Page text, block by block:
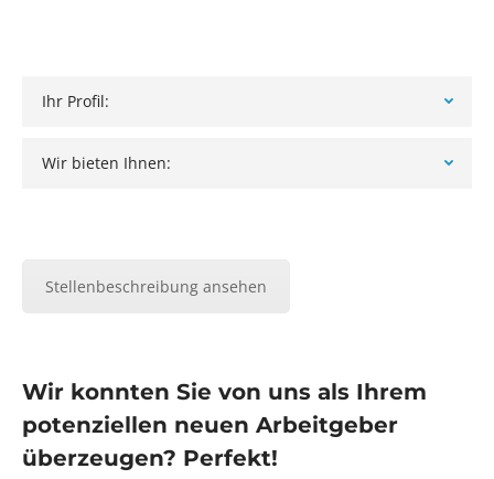
Ihr Profil:
Wir bieten Ihnen:
Stellenbeschreibung ansehen
Wir konnten Sie von uns als Ihrem
potenziellen neuen Arbeitgeber
überzeugen? Perfekt!